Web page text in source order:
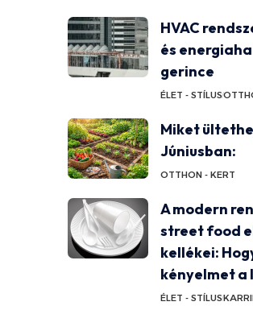
HVAC
és
gerince
ÉLET - STÍLUS
Miket
Júniusban:
OTTHON - KERT
A modern
street food
kellékei:
kényelmet a
ÉLET - STÍLUS